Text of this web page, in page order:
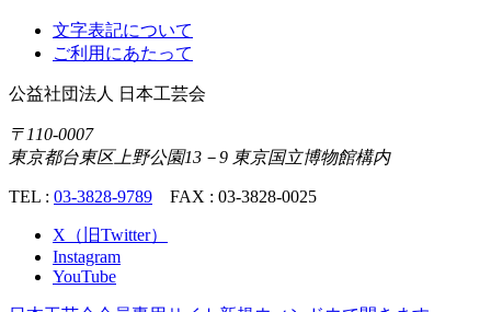
文字表記について
ご利用にあたって
公益社団法人 日本工芸会
〒110-0007
東京都台東区上野公園13－9 東京国立博物館構内
TEL : 03-3828-9789 FAX : 03-3828-0025
X（旧Twitter）
Instagram
YouTube